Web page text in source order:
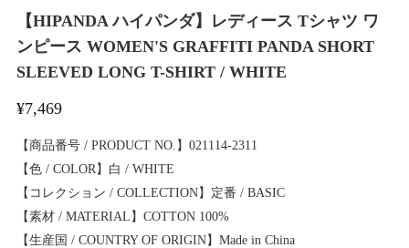
【HIPANDA ハイパンダ】レディース Tシャツ ワ
ンピース WOMEN'S GRAFFITI PANDA SHORT
SLEEVED LONG T-SHIRT / WHITE
¥7,469
【商品番号 / PRODUCT NO.】021114-2311
【色 / COLOR】白 / WHITE
【コレクション / COLLECTION】定番 / BASIC
【素材 / MATERIAL】COTTON 100%
【生産国 / COUNTRY OF ORIGIN】Made in China